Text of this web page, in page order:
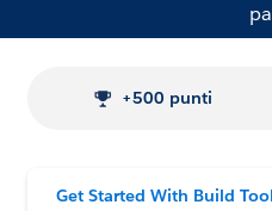
+500 punti
Get Started With Build